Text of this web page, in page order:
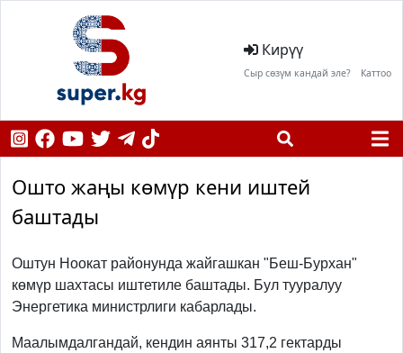
Кирүү
Сыр сөзүм кандай эле? Каттоо
Ошто жаңы көмүр кени иштей
баштады
Оштун Ноокат районунда жайгашкан "Беш-Бурхан"
көмүр шахтасы иштетиле баштады. Бул тууралуу
Энергетика министрлиги кабарлады.
Маалымдалгандай, кендин аянты 317,2 гектарды